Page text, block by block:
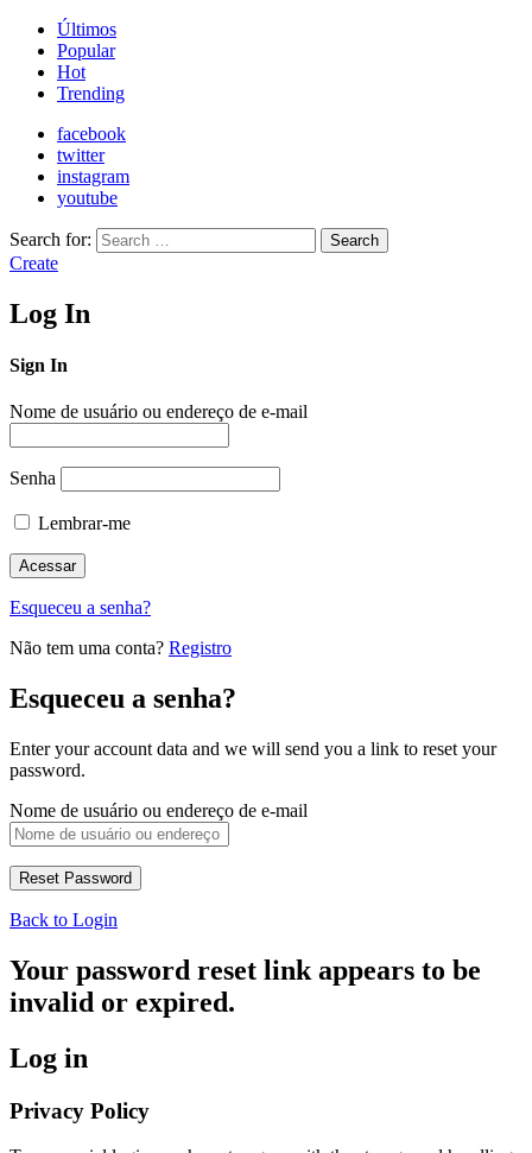
Últimos
Popular
Hot
Trending
facebook
twitter
instagram
youtube
Search for: Search
Create
Log In
Sign In
Nome de usuário ou endereço de e-mail
Senha
Lembrar-me
Esqueceu a senha?
Não tem uma conta? Registro
Esqueceu a senha?
Enter your account data and we will send you a link to reset your
password.
Nome de usuário ou endereço de e-mail
Back to Login
Your password reset link appears to be
invalid or expired.
Log in
Privacy Policy